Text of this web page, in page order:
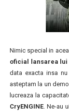
Nimic special in
oficial lansarea lui
data exacta insa
asteptam la un
lucreaza la
CryENGINE. Ne-au